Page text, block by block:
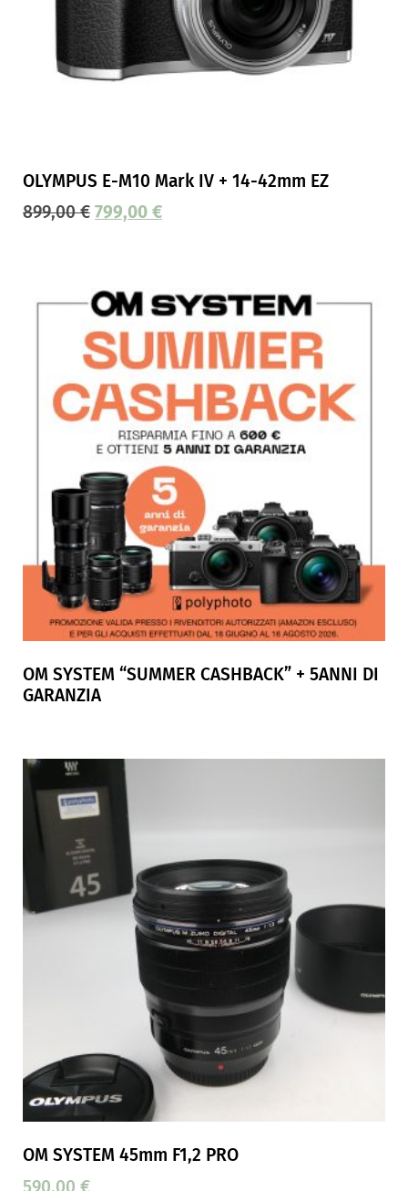
OLYMPUS E-M10 Mark IV + 14-42mm EZ
899,00€ 799,00 €
OM SYSTEM “SUMMER CASHBACK” + 5ANNI DI
GARANZIA
OM SYSTEM 45mm F1,2 PRO